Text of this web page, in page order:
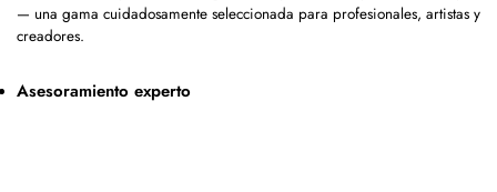
— una gama cuidadosamente seleccionada para profesionales, artistas y
creadores.
Asesoramiento experto